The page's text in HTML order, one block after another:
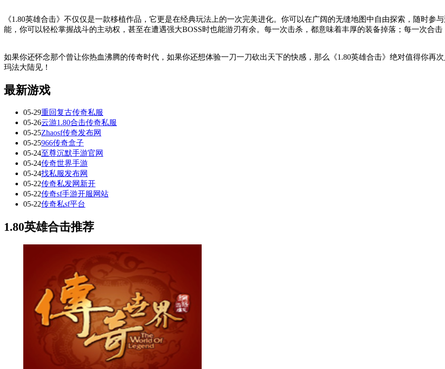
《1.80英雄合击》不仅仅是一款移植作品，它更是在经典玩法上的一次完美进化。你可以在广阔的无缝地图中自由探索，随时参
能，你可以轻松掌握战斗的主动权，甚至在遭遇强大BOSS时也能游刃有余。每一次击杀，都意味着丰厚的装备掉落；每一次合击
如果你还怀念那个曾让你热血沸腾的传奇时代，如果你还想体验一刀一刀砍出天下的快感，那么《1.80英雄合击》绝对值得你再
玛法大陆见！
最新游戏
05-29重回复古传奇私服
05-26云游1.80合击传奇私服
05-25Zhaosf传奇发布网
05-25966传奇盒子
05-24至尊沉默手游官网
05-24传奇世界手游
05-24找私服发布网
05-22传奇私发网新开
05-22传奇sf手游开服网站
05-22传奇私sf平台
1.80英雄合击推荐